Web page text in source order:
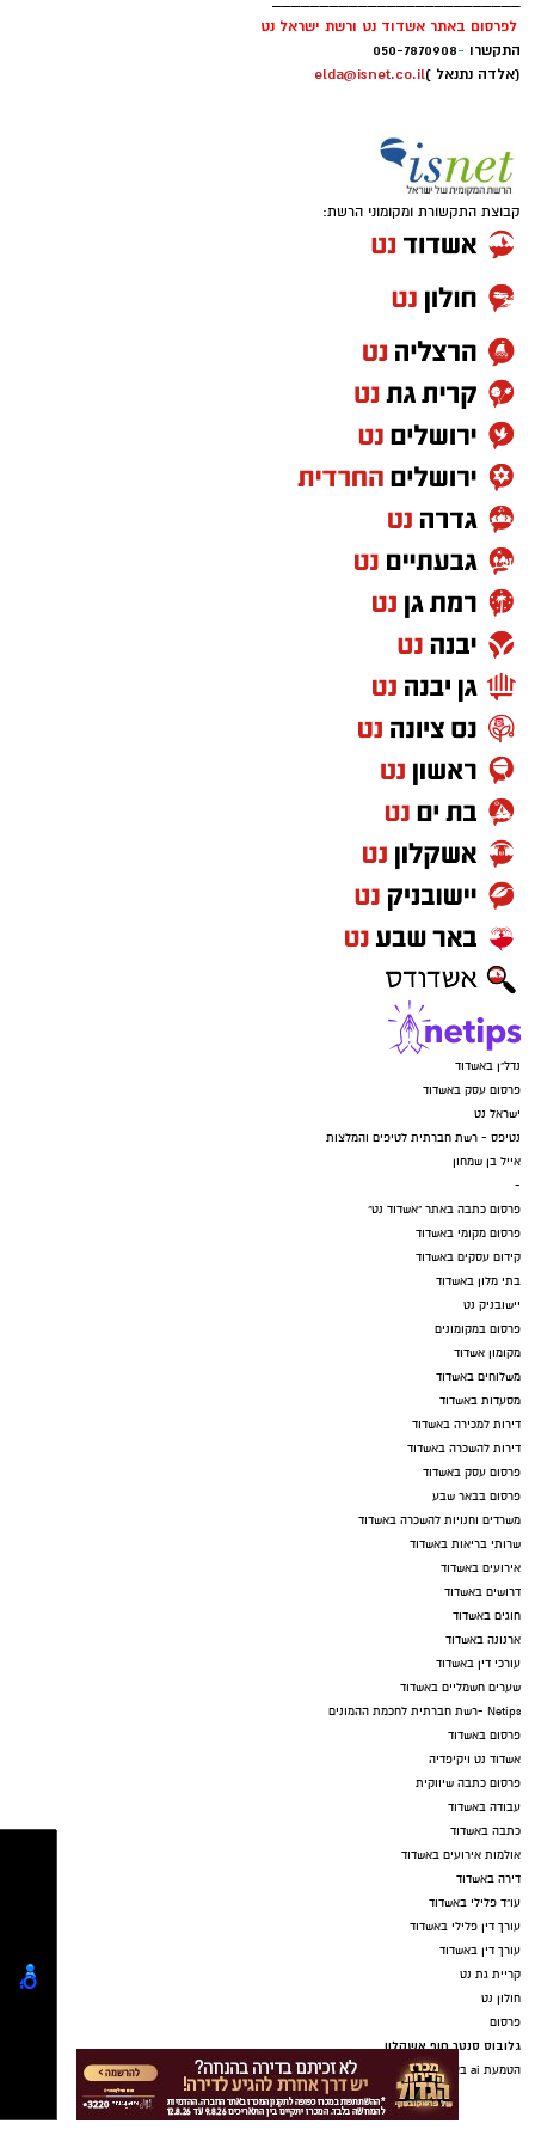
אחרי עונה אחת בחר לחזור לג'ורג'טאון לעונה
פחות טובה ואת קריירת המכללות סיים בפן סטייט
למשחק.
בקיץ 2024 יצא לאירופה וחתם בלבאריו היוונית.
לערב. אשתקד שיחק בשולה הצרפתית, כולל ב-
BCL ורשם 6.4 נקודות ו-5.6 ריבאונדים באירופה.
רוצה לעקוב אחרי הערוץ של הקבוצה "אשדוד נט"
ב-WhatsApp לחצו כאן
להורדת אפליקציה של אשדוד נט לחצו כאן
עקבו בפייסבוק
עקבו באינסטגרם
לפרסום באתר אשדוד נט ורשת ישראל נט
התקשרו -
050-7870908
(אלדה נתנאל )elda@isnet.co.il
קבוצת התקשורת ומקומוני הרשת:
נדל"ן באשדוד
פרסום עסק באשדוד
ישראל נט
נטיפס - רשת חברתית לטיפים והמלצות
אייל בן שמחון
-
פרסום כתבה באתר "אשדוד נט"
פרסום מקומי באשדוד
קידום עסקים באשדוד
בתי מלון באשדוד
יישובניק נט
פרסום במקומונים
מקומון אשדוד
משלוחים באשדוד
מסעדות באשדוד
דירות למכירה באשדוד
דירות להשכרה באשדוד
פרסום עסק באשדוד
פרסום בבאר שבע
משרדים וחנויות להשכרה באשדוד
שרותי בריאות באשדוד
אירועים באשדוד
דרושים באשדוד
חוגים באשדוד
ארנונה באשדוד
עורכי דין באשדוד
שערים חשמליים באשדוד
Netips -רשת חברתית לחכמת ההמונים
פרסום באשדוד
אשדוד נט ויקיפדיה
פרסום כתבה שיווקית
עבודה באשדוד
כתבה באשדוד
אולמות אירועים באשדוד
דירה באשדוד
עו"ד פלילי באשדוד
עורך דין פלילי באשדוד
עורך דין באשדוד
קריית גת נט
חולון נט
פרסום
גלובוס סנטר חוף אשקלון
הטמעת ai בארגונים